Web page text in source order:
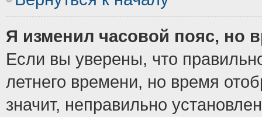
Я изменил часовой пояс, но
Если вы уверены, что
летнего времени, но время
значит, неправильно